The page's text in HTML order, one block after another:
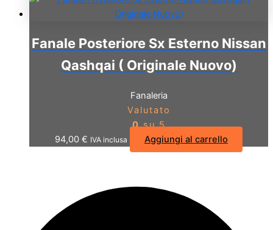
Fanale Posteriore Sx Esterno Nissan
Qashqai ( Originale Nuovo)
Fanaleria
Valutato
0su 5
94,00 € IVA inclusa Aggiungi al carrello